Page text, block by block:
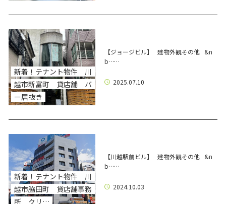
新着！テナント物件 川
越市新富町 貸店舗 バ
ー居抜き
【ジョージビル】 建物外観その他 &n
b……
2025.07.10
新着！テナント物件 川
越市脇田町 貸店舗事務
所 クリ…
【川越駅前ビル】 建物外観その他 &n
b……
2024.10.03